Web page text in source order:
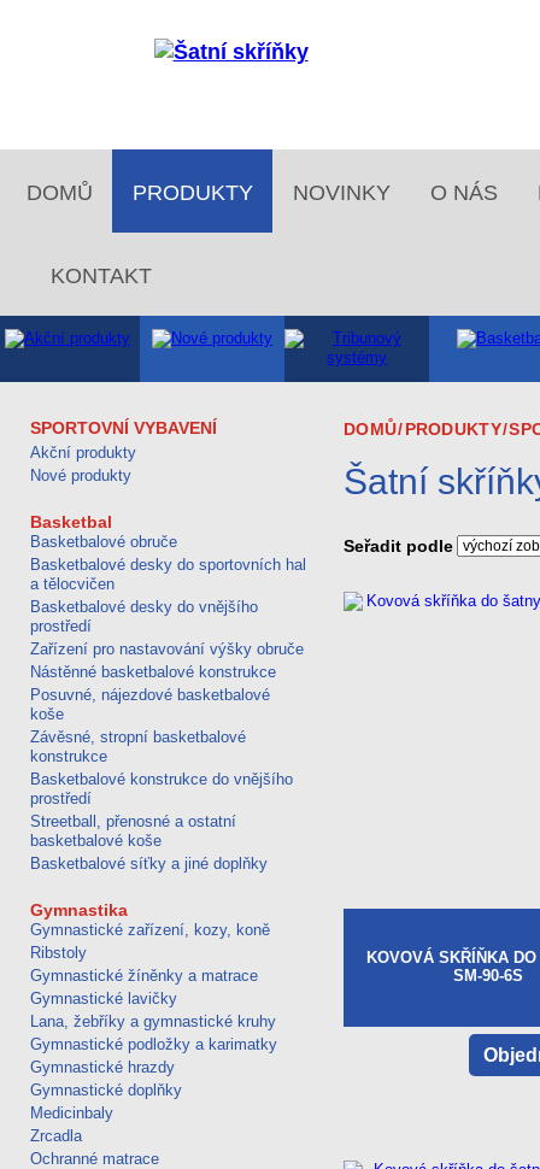
DOMŮ PRODUKTY NOVINKY O NÁS
KONTAKT
SPORTOVNÍ VYBAVENÍ
Akční produkty
Nové produkty
Basketbal
Basketbalové obruče
Basketbalové desky do sportovních hal
a tělocvičen
Basketbalové desky do vnějšího
prostředí
Zařízení pro nastavování výšky obruče
Nástěnné basketbalové konstrukce
Posuvné, nájezdové basketbalové
koše
Závěsné, stropní basketbalové
konstrukce
Basketbalové konstrukce do vnějšího
prostředí
Streetball, přenosné a ostatní
basketbalové koše
Basketbalové síťky a jiné doplňky
Gymnastika
Gymnastické zařízení, kozy, koně
Ribstoly
Gymnastické žíněnky a matrace
Gymnastické lavičky
Lana, žebříky a gymnastické kruhy
Gymnastické podložky a karimatky
Gymnastické hrazdy
Gymnastické doplňky
Medicinbaly
Zrcadla
Ochranné matrace
DOMŮ/PRODUKTY/
Šatní
Seřadit podle
KOVOVÁ SKŘÍŇKA DO
SM-90-6S